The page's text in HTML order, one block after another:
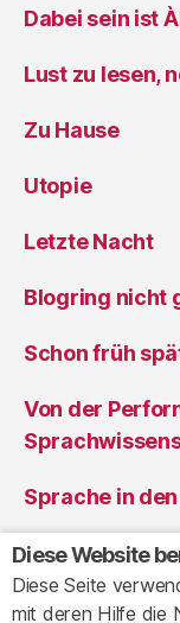
Dabei sein ist
Lust zu lesen,
Zu Hause
Utopie
Letzte Nacht
Blogring nicht
Schon früh
Von der
Sprache in
Sprache in den
Diese Website
Diese Seite
mit deren Hilfe die